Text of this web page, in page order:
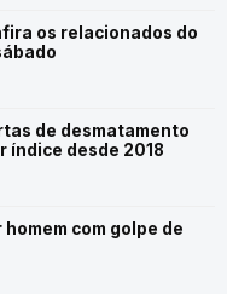
os relacionados do
de desmatamento
índice desde 2018
com golpe de